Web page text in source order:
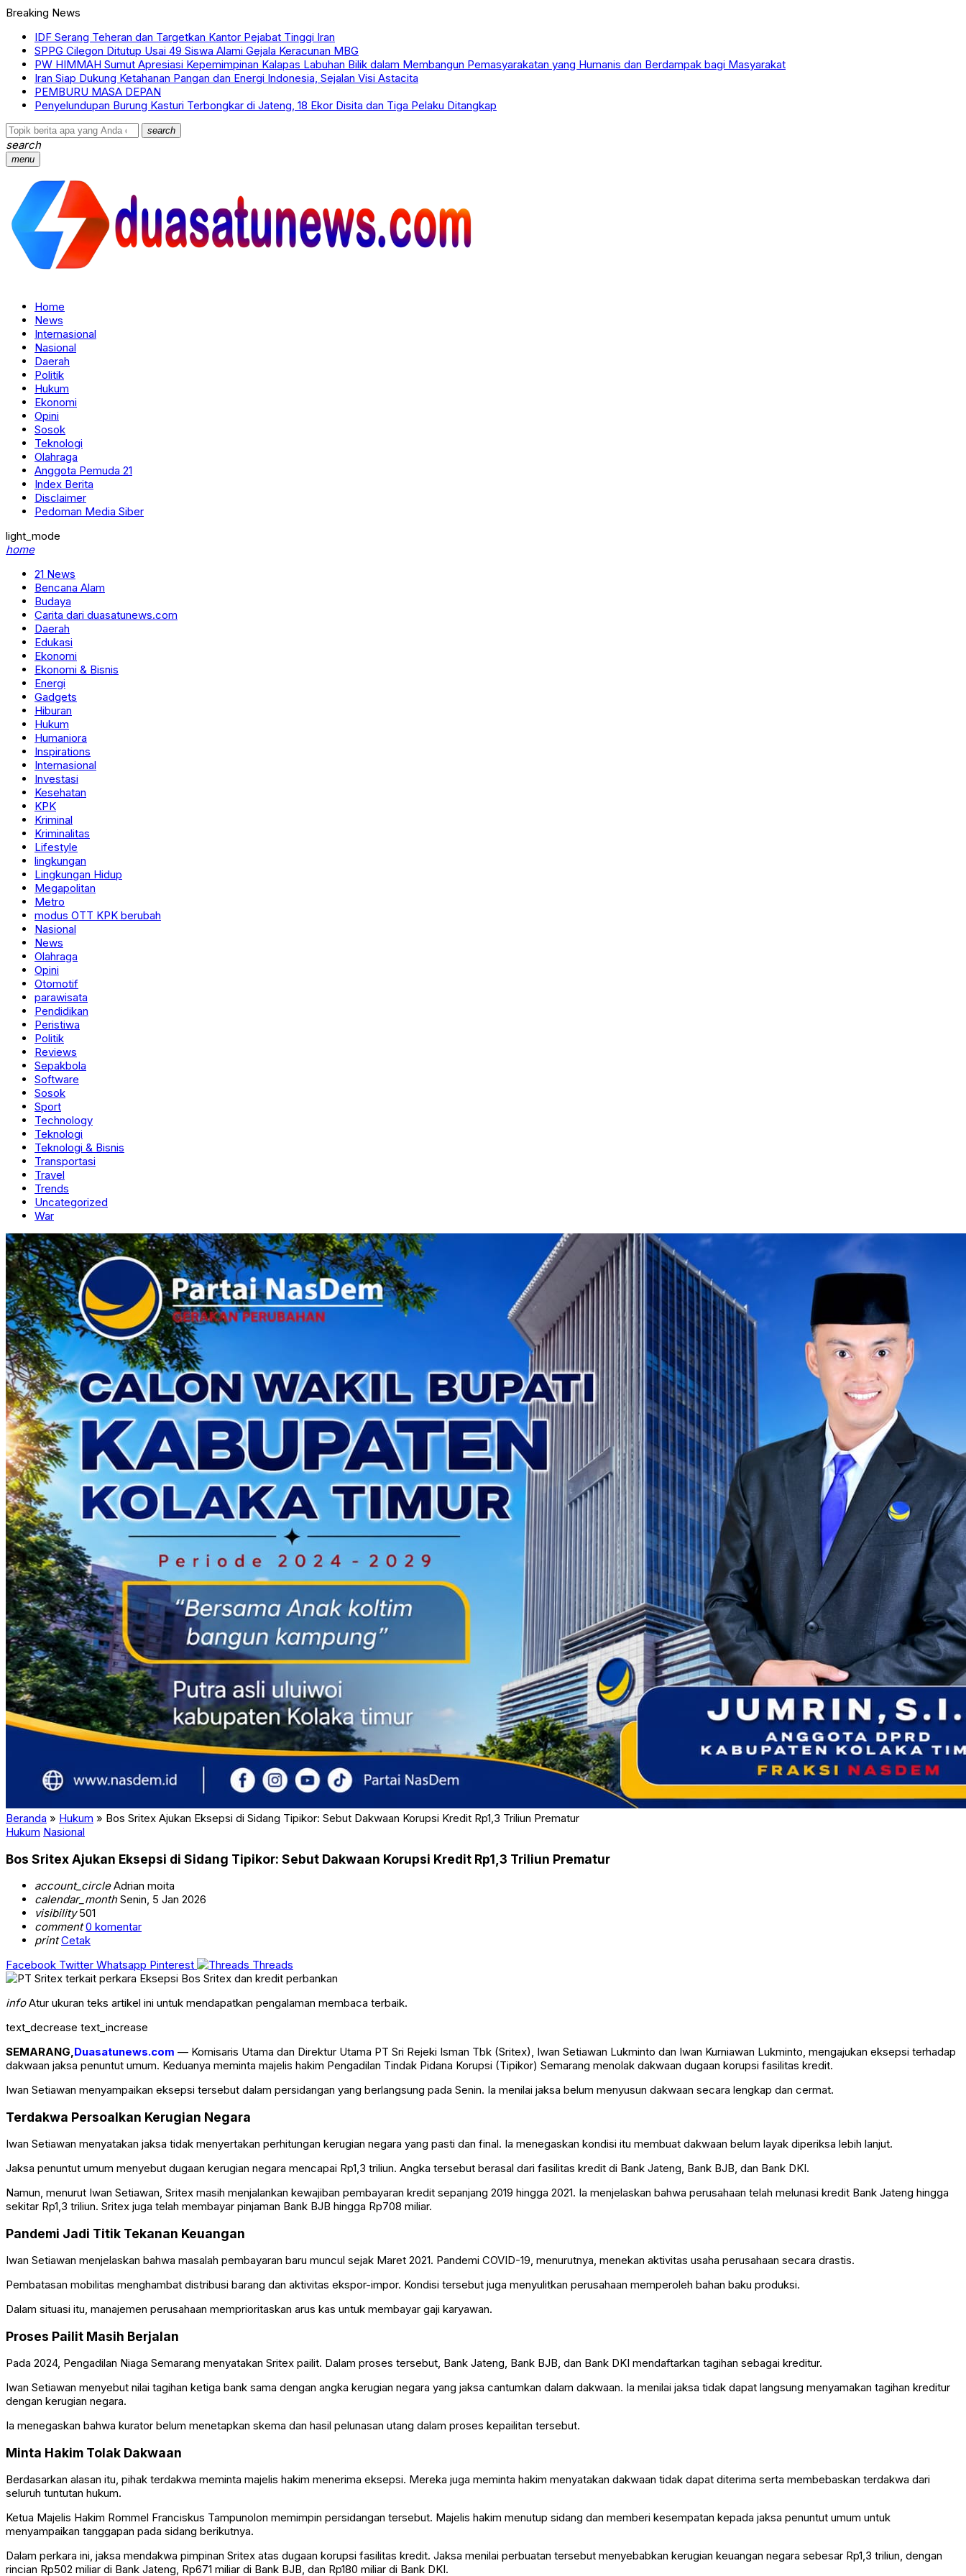
Breaking News
IDF Serang Teheran dan Targetkan Kantor Pejabat Tinggi Iran
SPPG Cilegon Ditutup Usai 49 Siswa Alami Gejala Keracunan MBG
PW HIMMAH Sumut Apresiasi Kepemimpinan Kalapas Labuhan Bilik dalam Membangun Pemasyarakatan yang Humanis dan Berdampak bagi Masyarakat
Iran Siap Dukung Ketahanan Pangan dan Energi Indonesia, Sejalan Visi Astacita
PEMBURU MASA DEPAN
Penyelundupan Burung Kasturi Terbongkar di Jateng, 18 Ekor Disita dan Tiga Pelaku Ditangkap
search
search
menu
Home
News
Internasional
Nasional
Daerah
Politik
Hukum
Ekonomi
Opini
Sosok
Teknologi
Olahraga
Anggota Pemuda 21
Index Berita
Disclaimer
Pedoman Media Siber
light_mode
home
21 News
Bencana Alam
Budaya
Carita dari duasatunews.com
Daerah
Edukasi
Ekonomi
Ekonomi & Bisnis
Energi
Gadgets
Hiburan
Hukum
Humaniora
Inspirations
Internasional
Investasi
Kesehatan
KPK
Kriminal
Kriminalitas
Lifestyle
lingkungan
Lingkungan Hidup
Megapolitan
Metro
modus OTT KPK berubah
Nasional
News
Olahraga
Opini
Otomotif
parawisata
Pendidikan
Peristiwa
Politik
Reviews
Sepakbola
Software
Sosok
Sport
Technology
Teknologi
Teknologi & Bisnis
Transportasi
Travel
Trends
Uncategorized
War
Beranda » Hukum » Bos Sritex Ajukan Eksepsi di Sidang Tipikor: Sebut Dakwaan Korupsi Kredit Rp1,3 Triliun Prematur
Hukum Nasional
Bos Sritex Ajukan Eksepsi di Sidang Tipikor: Sebut Dakwaan Korupsi Kredit Rp1,3 Triliun Prematur
account_circleAdrian moita
calendar_monthSenin, 5 Jan 2026
visibility501
comment 0 komentar
print Cetak
Facebook Twitter Whatsapp Pinterest Threads
infoAtur ukuran teks artikel ini untuk mendapatkan pengalaman membaca terbaik.
text_decrease text_increase
SEMARANG,Duasatunews.com — Komisaris Utama dan Direktur Utama PT Sri Rejeki Isman Tbk (Sritex), Iwan Setiawan Lukminto dan Iwan Kurniawan Lukminto, mengajukan eksepsi terhadap
dakwaan jaksa penuntut umum. Keduanya meminta majelis hakim Pengadilan Tindak Pidana Korupsi (Tipikor) Semarang menolak dakwaan dugaan korupsi fasilitas kredit.
Iwan Setiawan menyampaikan eksepsi tersebut dalam persidangan yang berlangsung pada Senin. Ia menilai jaksa belum menyusun dakwaan secara lengkap dan cermat.
Terdakwa Persoalkan Kerugian Negara
Iwan Setiawan menyatakan jaksa tidak menyertakan perhitungan kerugian negara yang pasti dan final. Ia menegaskan kondisi itu membuat dakwaan belum layak diperiksa lebih lanjut.
Jaksa penuntut umum menyebut dugaan kerugian negara mencapai Rp1,3 triliun. Angka tersebut berasal dari fasilitas kredit di Bank Jateng, Bank BJB, dan Bank DKI.
Namun, menurut Iwan Setiawan, Sritex masih menjalankan kewajiban pembayaran kredit sepanjang 2019 hingga 2021. Ia menjelaskan bahwa perusahaan telah melunasi kredit Bank Jateng hingga
sekitar Rp1,3 triliun. Sritex juga telah membayar pinjaman Bank BJB hingga Rp708 miliar.
Pandemi Jadi Titik Tekanan Keuangan
Iwan Setiawan menjelaskan bahwa masalah pembayaran baru muncul sejak Maret 2021. Pandemi COVID-19, menurutnya, menekan aktivitas usaha perusahaan secara drastis.
Pembatasan mobilitas menghambat distribusi barang dan aktivitas ekspor-impor. Kondisi tersebut juga menyulitkan perusahaan memperoleh bahan baku produksi.
Dalam situasi itu, manajemen perusahaan memprioritaskan arus kas untuk membayar gaji karyawan.
Proses Pailit Masih Berjalan
Pada 2024, Pengadilan Niaga Semarang menyatakan Sritex pailit. Dalam proses tersebut, Bank Jateng, Bank BJB, dan Bank DKI mendaftarkan tagihan sebagai kreditur.
Iwan Setiawan menyebut nilai tagihan ketiga bank sama dengan angka kerugian negara yang jaksa cantumkan dalam dakwaan. Ia menilai jaksa tidak dapat langsung menyamakan tagihan kreditur
dengan kerugian negara.
Ia menegaskan bahwa kurator belum menetapkan skema dan hasil pelunasan utang dalam proses kepailitan tersebut.
Minta Hakim Tolak Dakwaan
Berdasarkan alasan itu, pihak terdakwa meminta majelis hakim menerima eksepsi. Mereka juga meminta hakim menyatakan dakwaan tidak dapat diterima serta membebaskan terdakwa dari
seluruh tuntutan hukum.
Ketua Majelis Hakim Rommel Franciskus Tampunolon memimpin persidangan tersebut. Majelis hakim menutup sidang dan memberi kesempatan kepada jaksa penuntut umum untuk
menyampaikan tanggapan pada sidang berikutnya.
Dalam perkara ini, jaksa mendakwa pimpinan Sritex atas dugaan korupsi fasilitas kredit. Jaksa menilai perbuatan tersebut menyebabkan kerugian keuangan negara sebesar Rp1,3 triliun, dengan
rincian Rp502 miliar di Bank Jateng, Rp671 miliar di Bank BJB, dan Rp180 miliar di Bank DKI.